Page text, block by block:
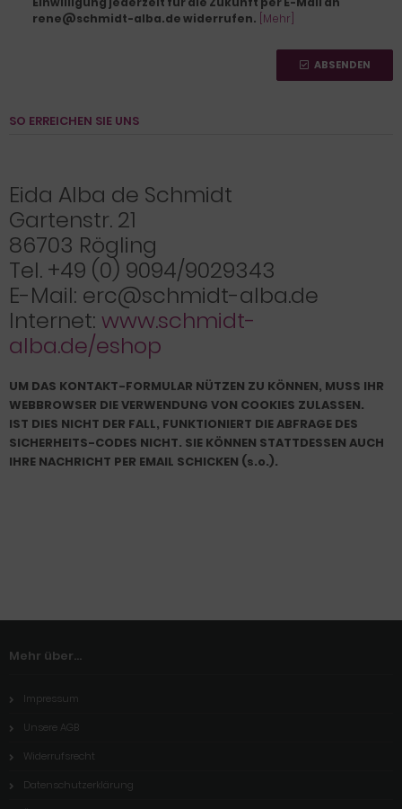
rene@schmidt-alba.de widerrufen. [Mehr]
ABSENDEN
SO ERREICHEN SIE UNS
Eida Alba de Schmidt
Gartenstr. 21
86703 Rögling
Tel. +49 (0) 9094/9029343
E-Mail: erc@schmidt-alba.de
Internet: www.schmidt-
alba.de/eshop
UM DAS KONTAKT-FORMULAR NÜTZEN ZU KÖNNEN, MUSS IHR
WEBBROWSER DIE VERWENDUNG VON COOKIES ZULASSEN.
IST DIES NICHT DER FALL, FUNKTIONIERT DIE ABFRAGE DES
SICHERHEITS-CODES NICHT. SIE KÖNNEN STATTDESSEN AUCH
IHRE NACHRICHT PER EMAIL SCHICKEN (s.o.).
Mehr über...
Impressum
Unsere AGB
Widerrufsrecht
Datenschutzerklärung